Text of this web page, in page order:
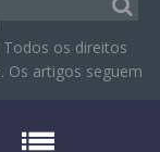
os direitos
Os artigos seguem